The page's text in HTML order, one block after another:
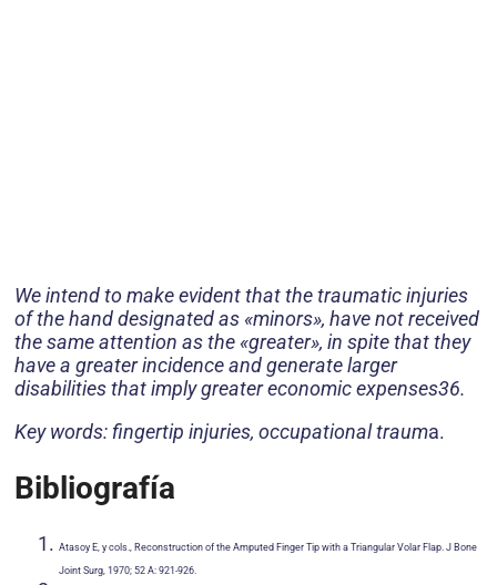
We intend to make evident that the traumatic injuries
of the hand designated as «minors», have not received
the same attention as the «greater», in spite that they
have a greater incidence and generate larger
disabilities that imply greater economic expenses36.
Key words: fingertip injuries, occupational trauma.
Bibliografía
Atasoy E, y cols., Reconstruction of the Amputed Finger Tip with a Triangular Volar Flap. J Bone
Joint Surg, 1970; 52 A: 921-926.